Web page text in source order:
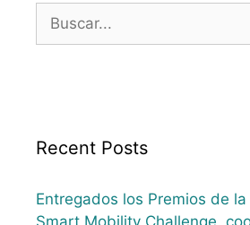
Recent Posts
Entregados los Premios de
Smart Mobility Challenge,